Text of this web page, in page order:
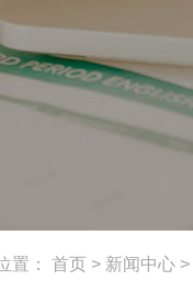
置： 首页> 新闻中心 >